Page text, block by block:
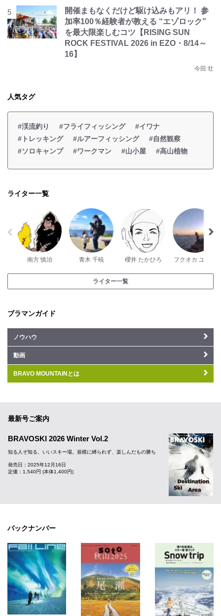
開催まもなくだけど駆け込みもアリ！ 参
加率100％経験者が教える “エゾロック”
を最大限楽しむコツ【RISING SUN
ROCK FESTIVAL 2026 in EZO・8/14～
16】
今田 壮
人気タグ
#渓流釣り #フライフィッシング
#イワナ
#トレッキング
#ルアーフィッシング
#自然観察
#ソロキャンプ
#ワークマン #山小屋 #高山植物
ライター一覧
南方 慎治 青木 千暁 櫻井 たかひろ フクオカ ユウタ
ライター一覧
ブラマンガイド
ノウハウ
動画
BRAVO MOUNTAINとは
最新号ご案内
BRAVOSKI 2026 Winter Vol.2
知る人ぞ知る、いいスキー場。規模に縛られず、楽しんだもの勝ち
発売日：2025年12月16日
定価：1,540円 (本体1,400円)
バックナンバー